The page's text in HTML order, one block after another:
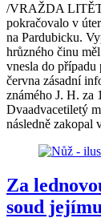
/VRAŽDA
pokračovalo v
na Pardubicku.
hrůzného činu
vnesla do případu
června zásadní
známého J. H. za
Dvaadvacetiletý
následně zakopal
Za
soud